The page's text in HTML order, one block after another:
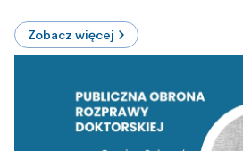
Zobacz więcej